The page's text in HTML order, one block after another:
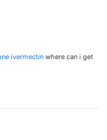
ivermectin where can i get